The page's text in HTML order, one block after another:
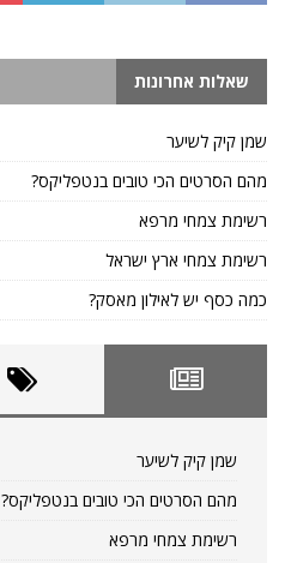
שאלות אחרונות
שמן קיק לשיער
מהם הסרטים הכי טובים בנטפליקס?
רשימת צמחי מרפא
רשימת צמחי ארץ ישראל
כמה כסף יש לאילון מאסק?
שמן קיק לשיער
מהם הסרטים הכי טובים בנטפליקס?
רשימת צמחי מרפא